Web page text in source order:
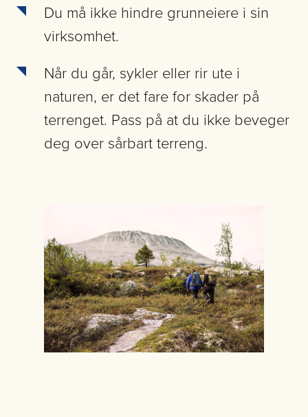
Du må ikke hindre grunneiere i sin
virksomhet.
Når du går, sykler eller rir ute i
naturen, er det fare for skader på
terrenget. Pass på at du ikke beveger
deg over sårbart terreng.